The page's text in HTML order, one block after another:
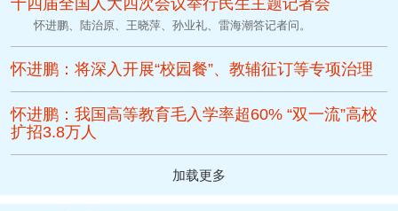
十四届全国人大四次会议举行民生主题记者会
怀进鹏、陆治原、王晓萍、孙业礼、雷海潮答记者问。
怀进鹏：将深入开展“校园餐”、教辅征订等专项治理
怀进鹏：我国高等教育毛入学率超60% “双一流”高校
扩招3.8万人
加载更多